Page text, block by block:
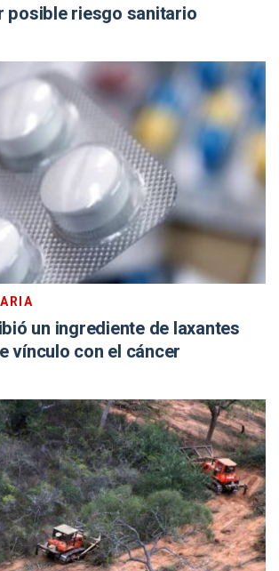
posible riesgo sanitario
un ingrediente de laxantes
vínculo con el cáncer